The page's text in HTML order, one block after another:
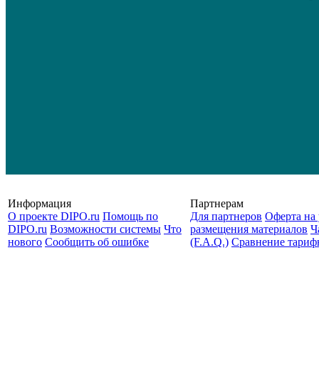
Информация
О проекте DIPO.ru Помощь по
DIPO.ru Возможности системы Что
нового Сообщить об ошибке
Партнерам
Для партнеров Оферта на
размещения материалов
(F.A.Q.) Cравнение